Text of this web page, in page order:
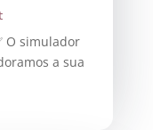
O simulador
a sua